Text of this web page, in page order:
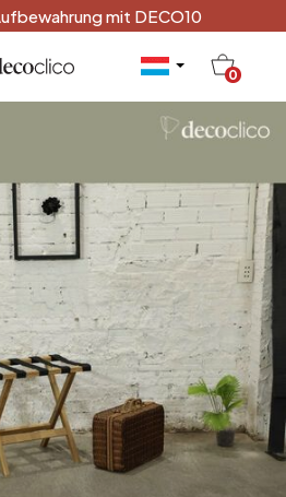
mit DECO10
0